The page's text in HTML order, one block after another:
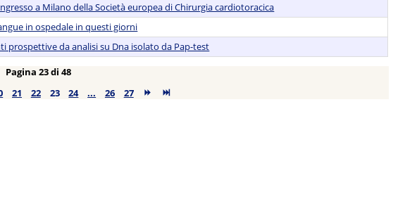
a Milano della Società europea di Chirurgia cardiotoracica
in ospedale in questi giorni
prospettive da analisi su Dna isolato da Pap-test
Pagina 23 di 48
21 22 23 24 ... 26 27